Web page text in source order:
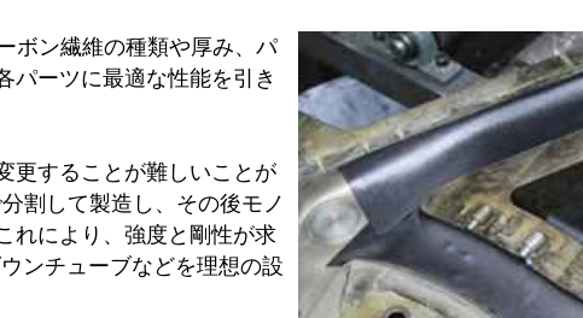
ボン繊維の種類や厚み、パ
パーツに最適な性能を引き
更することが難しいことが
割して製造し、その後モノ
れにより、強度と剛性が求
ンチューブなどを理想の設